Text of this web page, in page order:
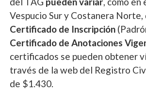
Vespucio Sur y Costanera
Certificado de Inscripción
Certificado de Anotaciones
certificados se pueden obtener
través de la web del Registro
de $1.430.